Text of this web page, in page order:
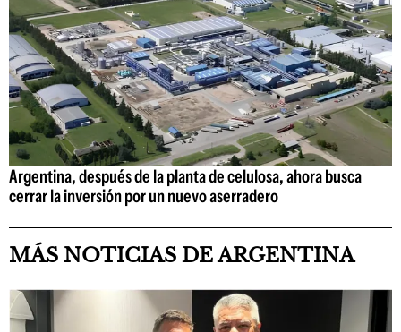
Argentina, después de la planta de celulosa, ahora busca
cerrar la inversión por un nuevo aserradero
MÁS NOTICIAS DE ARGENTINA